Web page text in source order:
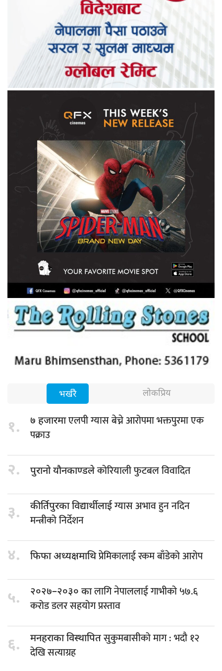
भर्खरै लोकप्रिय
१. ७ हजारमाएलपी ग्यास बेच्ने आरोपमा भक्तपुरमा एक
पक्राउ
२. पुरानो यौनकाण्डलेकोरियाली फुटबल विवादित
३. कीर्तिपुरका विद्यार्थीलाईग्यास अभाव हुन नदिन
मन्त्रीको निर्देशन
४. फिफा अध्यक्षमाथिप्रेमिकालाई रकम बाँडेको आरोप
५. २०२७–२०३० कालागि नेपाललाई गाभीको ५७.६
करोड डलर सहयोग प्रस्ताव
६. मनहराका विस्थापितसुकुमबासीको माग : भदौ १२
देखि सत्याग्रह